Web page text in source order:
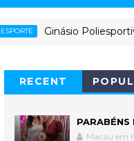
Ginásio Poliesportivo
RECENT
Macau em